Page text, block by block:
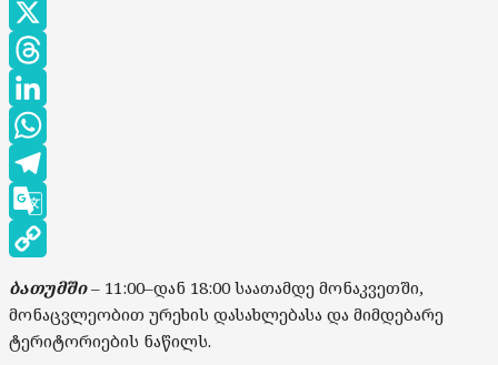
Messenger
X
Threads
LinkedIn
WhatsApp
Telegram
Google
Translate
Copy
Link
ბათუმში– 11:00–დან 18:00 საათამდე მონაკვეთში,
მონაცვლეობით ურეხის დასახლებასა და მიმდებარე
ტერიტორიების ნაწილს.